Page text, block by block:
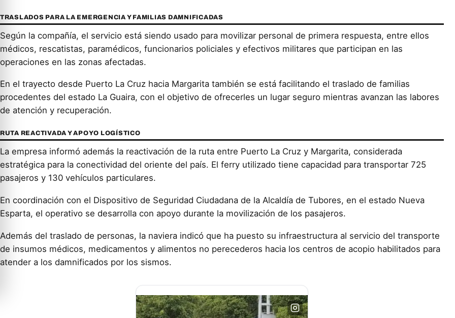
TRASLADOS PARA LA EMERGENCIA Y FAMILIAS DAMNIFICADAS
Según la compañía, el servicio está siendo usado para movilizar personal de primera respuesta, entre ellos
médicos, rescatistas, paramédicos, funcionarios policiales y efectivos militares que participan en las
operaciones en las zonas afectadas.
En el trayecto desde Puerto La Cruz hacia Margarita también se está facilitando el traslado de familias
procedentes del estado La Guaira, con el objetivo de ofrecerles un lugar seguro mientras avanzan las labores
de atención y recuperación.
RUTA REACTIVADA Y APOYO LOGÍSTICO
La empresa informó además la reactivación de la ruta entre Puerto La Cruz y Margarita, considerada
estratégica para la conectividad del oriente del país. El ferry utilizado tiene capacidad para transportar 725
pasajeros y 130 vehículos particulares.
En coordinación con el Dispositivo de Seguridad Ciudadana de la Alcaldía de Tubores, en el estado Nueva
Esparta, el operativo se desarrolla con apoyo durante la movilización de los pasajeros.
Además del traslado de personas, la naviera indicó que ha puesto su infraestructura al servicio del transporte
de insumos médicos, medicamentos y alimentos no perecederos hacia los centros de acopio habilitados para
atender a los damnificados por los sismos.